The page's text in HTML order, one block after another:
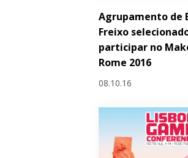
Agrupamento de
Freixo
participar no
Rome 2016
08.10.16